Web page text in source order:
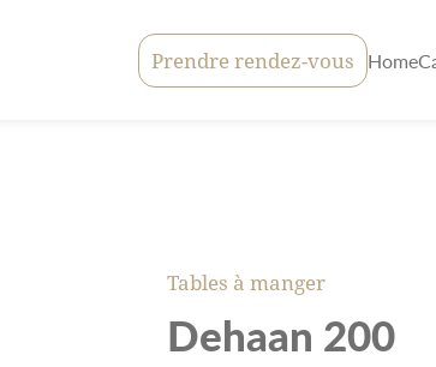
Prendre rendez-vous Home
Tables à manger
Dehaan 200